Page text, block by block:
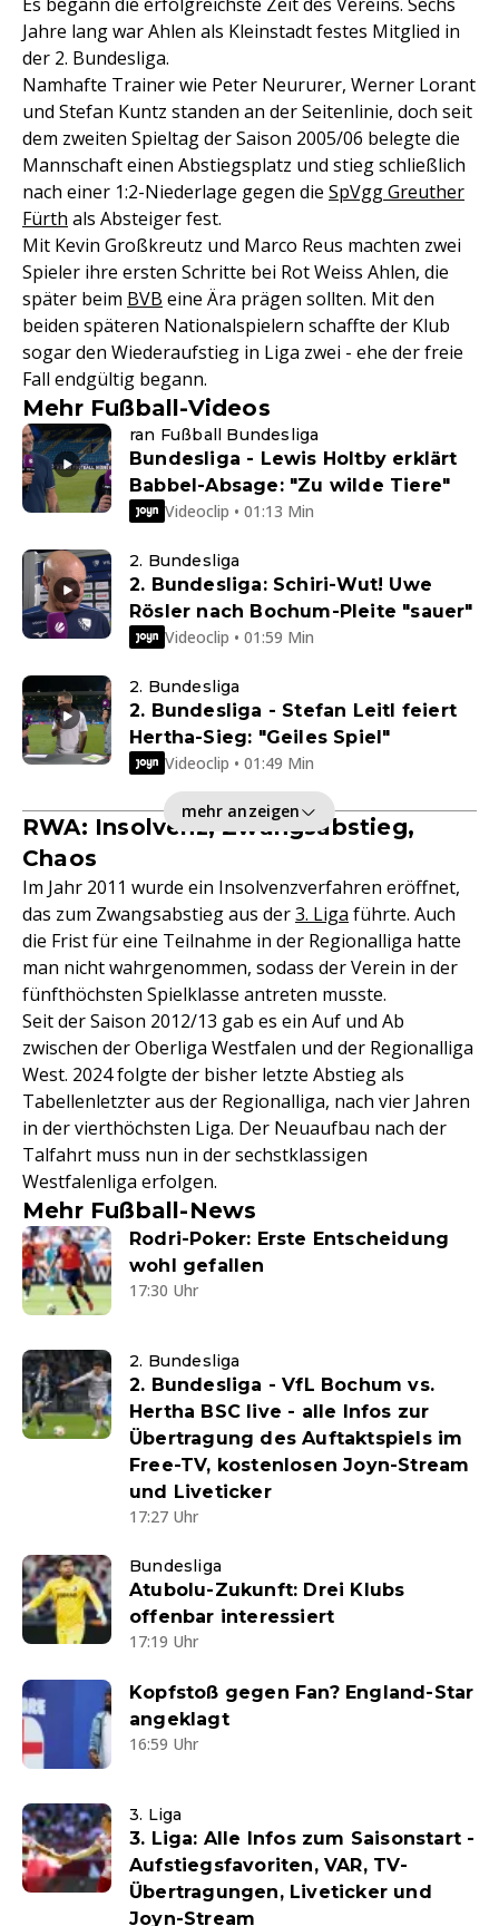
Jahre lang war Ahlen als Kleinstadt festes Mitglied in
der 2. Bundesliga.
Namhafte Trainer wie Peter Neururer, Werner Lorant
und Stefan Kuntz standen an der Seitenlinie, doch seit
dem zweiten Spieltag der Saison 2005/06 belegte die
Mannschaft einen Abstiegsplatz und stieg schließlich
nach einer 1:2-Niederlage gegen die SpVgg Greuther
Fürth als Absteiger fest.
Mit Kevin Großkreutz und Marco Reus machten zwei
Spieler ihre ersten Schritte bei Rot Weiss Ahlen, die
später beim BVB eine Ära prägen sollten. Mit den
beiden späteren Nationalspielern schaffte der Klub
sogar den Wiederaufstieg in Liga zwei - ehe der freie
Fall endgültig begann.
Mehr Fußball-Videos
ran Fußball Bundesliga
Bundesliga - Lewis Holtby erklärt
Babbel-Absage: "Zu wilde Tiere"
Videoclip • 01:13 Min
2. Bundesliga
2. Bundesliga: Schiri-Wut! Uwe
Rösler nach Bochum-Pleite "sauer"
Videoclip • 01:59 Min
2. Bundesliga
2. Bundesliga - Stefan Leitl feiert
Hertha-Sieg: "Geiles Spiel"
Videoclip • 01:49 Min
mehr anzeigen
RWA: Insolvenz, Zwangsabstieg,
Chaos
Im Jahr 2011 wurde ein Insolvenzverfahren eröffnet,
das zum Zwangsabstieg aus der3. Liga führte. Auch
die Frist für eine Teilnahme in der Regionalliga hatte
man nicht wahrgenommen, sodass der Verein in der
fünfthöchsten Spielklasse antreten musste.
Seit der Saison 2012/13 gab es ein Auf und Ab
zwischen der Oberliga Westfalen und der Regionalliga
West. 2024 folgte der bisher letzte Abstieg als
Tabellenletzter aus der Regionalliga, nach vier Jahren
in der vierthöchsten Liga. Der Neuaufbau nach der
Talfahrt muss nun in der sechstklassigen
Westfalenliga erfolgen.
Mehr Fußball-News
Rodri-Poker: Erste Entscheidung
wohl gefallen
17:30 Uhr
2. Bundesliga
2. Bundesliga - VfL Bochum vs.
Hertha BSC live - alle Infos zur
Übertragung des Auftaktspiels im
Free-TV, kostenlosen Joyn-Stream
und Liveticker
17:27 Uhr
Bundesliga
Atubolu-Zukunft: Drei Klubs
offenbar interessiert
17:19 Uhr
Kopfstoß gegen Fan? England-Star
angeklagt
16:59 Uhr
3. Liga
3. Liga: Alle Infos zum Saisonstart -
Aufstiegsfavoriten, VAR, TV-
Übertragungen, Liveticker und
Joyn-Stream